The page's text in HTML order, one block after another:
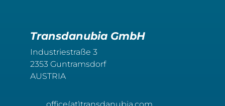
Transdanubia GmbH
Industriestraße 3
2353 Guntramsdorf
AUSTRIA